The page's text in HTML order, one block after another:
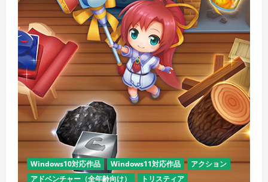
Windows10対応作品 Windows11対応作品
アクション
アドベンチャー（全年齢向け）
トリスティア